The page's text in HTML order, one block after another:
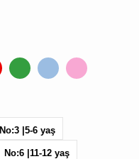
No:3 |5-6 yaş
No:6 |11-12 yaş